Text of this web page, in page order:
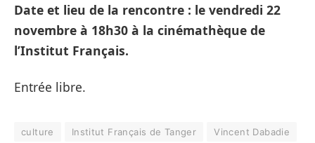
Date et lieu de la rencontre : le vendredi 22
novembre à 18h30 à la cinémathèque de
l’Institut Français.
Entrée libre.
culture Institut Français de Tanger Vincent Dabadie